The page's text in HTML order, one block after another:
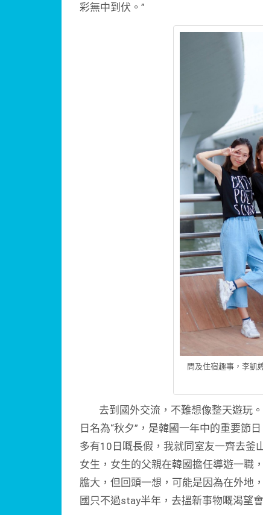
彩無中到伏。”
問及住宿趣事，李凱
去到國外交流，不難想像整天遊玩。
日名為“秋夕”，是韓國一年中的重要節
多有10日嘅長假，我就同室友一齊去釜
女生，女生的父親在韓國擔任導遊一職
膽大，但回頭一想，可能是因為在外地
國只不過stay半年，去搵新事物嘅渴望